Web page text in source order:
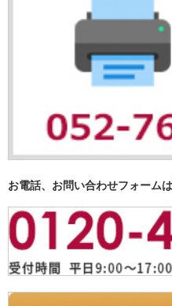
お電話、お問い合わせフォーム